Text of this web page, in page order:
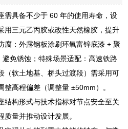
需具备不少于 60 年的使用寿命，设
用三元乙丙胶或改性天然橡胶，提升
腐：外露钢板涂刷环氧富锌底漆 + 聚
免锈蚀；特殊场景适配：高速铁路
（软土地基、桥头过渡段）需采用可
高程偏差（调整量 ±50mm）。
结构形式与技术指标对节点安全至关
量并推动设计发展。